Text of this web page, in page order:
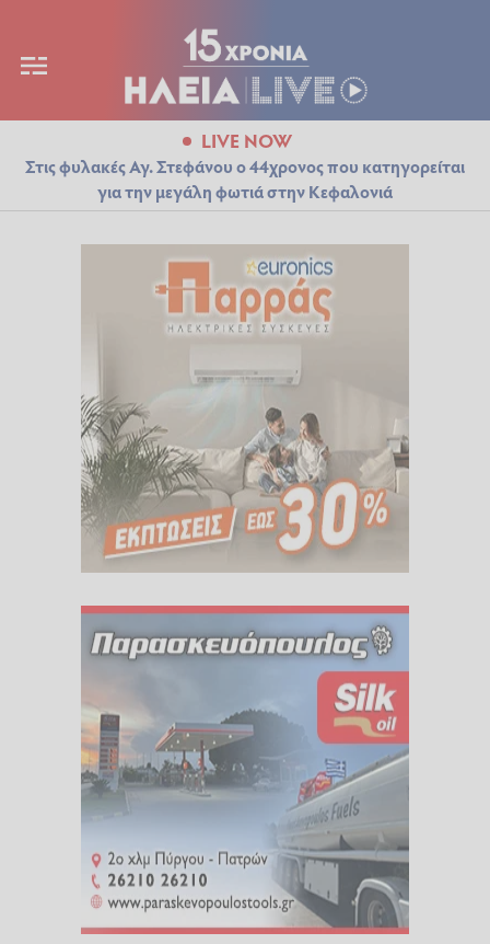
LIVE NOW
Στις φυλακές Αγ. Στεφάνου ο 44χρονος που κατηγορείται
για την μεγάλη φωτιά στην Κεφαλονιά